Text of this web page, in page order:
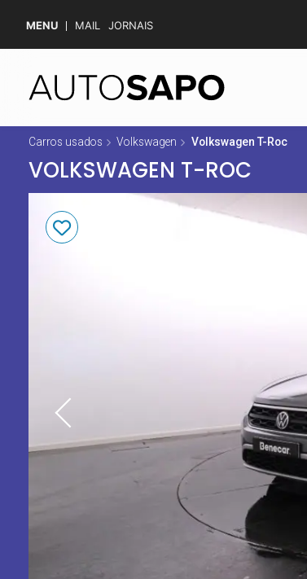
MENU MAIL JORNAIS
Carros usados Volkswagen Volkswagen T-Roc
VOLKSWAGEN T-ROC